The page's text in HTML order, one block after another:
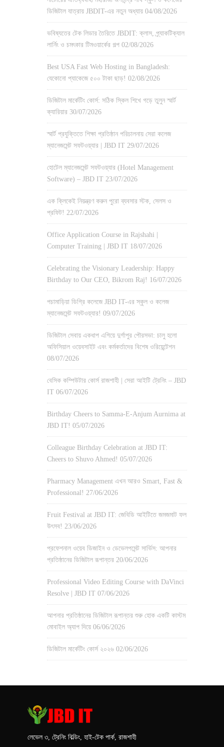
ডিজিটাল যাত্রায় JBDIT-এর নতুন অধ্যায় 04/08/2026
ভবিষ্যতের টেক লিডার তৈরিতে JBDIT: ক্লাস, প্র্যাকটিক্যাল
লার্নিং ও চমৎকার টিমওয়ার্কের গল্প 02/08/2026
Best USA Fast Web Hosting in Bangladesh:
যেকোনো প্যাকেজে ৫০০ টাকা ছাড়! 02/08/2026
ডিজিটাল মার্কেটিং কোর্স: সঠিক স্কিল শিখে গড়ে তুলুন স্মার্ট
ক্যারিয়ার 30/07/2026
স্মার্ট প্রযুক্তিতে শিক্ষা প্রতিষ্ঠান পরিচালনায় সেরা কলেজ
ম্যানেজমেন্ট সফটওয়্যার | JBD IT 29/07/2026
হোটেল ম্যানেজমেন্ট সফটওয়্যার (Hotel Management
Software) – JBD IT 23/07/2026
এক ক্লিকেই নিয়ন্ত্রণ করুন পুরো ব্যবসার স্টক, সেলস ও
প্রফিট! 22/07/2026
Office Application Course in Rajshahi |
Computer Training | JBD IT 18/07/2026
Celebrating the Visionary Leadership: Happy
Birthday to Our CEO, Bikrom Raj! 16/07/2026
পচামাড়িয়া ডিগ্রি কলেজে JBD IT-এর স্কুল ও কলেজ
ম্যানেজমেন্ট সফটওয়্যার! 09/07/2026
ডিজিটাল সেবায় একধাপ এগিয়ে দুর্গাপুর পৌরসভা: চালু হলো
অফিসিয়াল ওয়েবসাইট এবং কর্মকর্তাদের বিশেষ ওরিয়েন্টেশন
08/07/2026
বেসিক কম্পিউটার কোর্স রাজশাহী | সেরা আইটি ট্রেনিং – JBD
IT 06/07/2026
Birthday Cheers to Samma-E-Anjum Aurnima at
JBD IT! 05/07/2026
Colleague Birthday Celebration at JBD IT:
Cheers to Shuvo Ahmed! 05/07/2026
Pharmacy Management এখন আরও Smart, Fast &
Professional! 27/06/2026
Fruit Festival at JBD IT: জেবিডি আইটিতে জমজমাট ফল
উৎসব! 23/06/2026
প্রফেশনাল ওয়েব ডিজাইন ও ডেভেলপমেন্ট সার্ভিস: আপনার
প্রতিষ্ঠানের ডিজিটাল রূপান্তর 20/06/2026
Professional Video Editing Course with DaVinci
Resolve | JBD IT 07/06/2026
আপনার প্রতিষ্ঠানের ডিজিটাল রূপান্তর শুরু হোক একটি কাস্টম
মোবাইল অ্যাপ দিয়ে 06/06/2026
ডিজিটাল মার্কেটিং কোর্স ২০২৬ 02/06/2026
লেভেল ৩, ট্রেনিং বিল্ডিং, হাই-টেক পার্ক, রাজশাহী